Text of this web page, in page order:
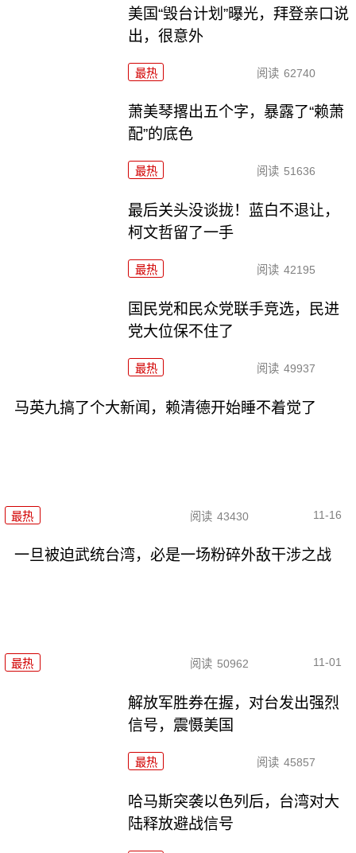
美国“毁台计划”曝光，拜登亲口说
出，很意外
最热 阅读 62740
萧美琴撂出五个字，暴露了“赖萧
配”的底色
最热 阅读 51636
最后关头没谈拢！蓝白不退让，
柯文哲留了一手
最热 阅读 42195
国民党和民众党联手竞选，民进
党大位保不住了
最热 阅读 49937
马英九搞了个大新闻，赖清德开始睡不着觉了
最热 阅读 43430 11-16
一旦被迫武统台湾，必是一场粉碎外敌干涉之战
最热 阅读 50962 11-01
解放军胜券在握，对台发出强烈
信号，震慑美国
最热 阅读 45857
哈马斯突袭以色列后，台湾对大
陆释放避战信号